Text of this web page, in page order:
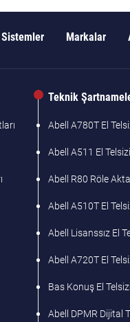
Sistemler Markalar
Teknik
Abell A780T El
Abell A511 El
Abell R80 Röle
Abell A510T El
Abell Lisanssız El
Abell A720T El
Bas Konuş El
Abell DPMR Dijital